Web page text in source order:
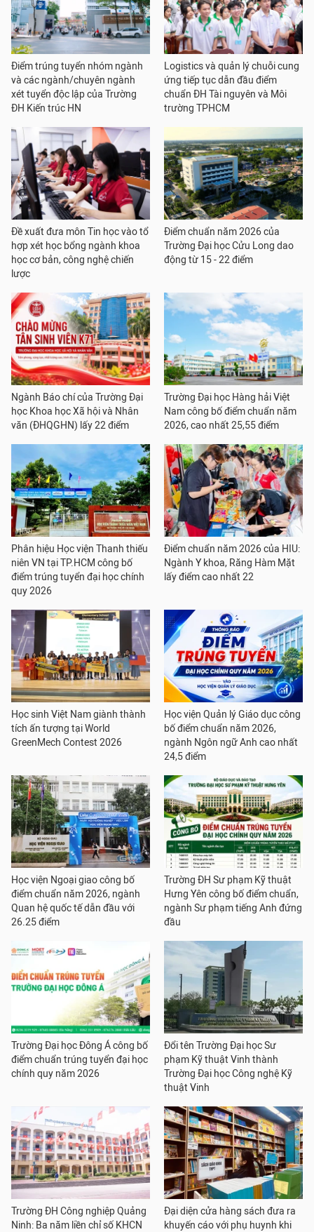
Điểm trúng tuyển nhóm ngành
và các ngành/chuyên ngành
xét tuyển độc lập của Trường
ĐH Kiến trúc HN
Logistics và quản lý chuỗi cung
ứng tiếp tục dẫn đầu điểm
chuẩn ĐH Tài nguyên và Môi
trường TPHCM
Đề xuất đưa môn Tin học vào tổ
hợp xét học bổng ngành khoa
học cơ bản, công nghệ chiến
lược
Điểm chuẩn năm 2026 của
Trường Đại học Cửu Long dao
động từ 15 - 22 điểm
Ngành Báo chí của Trường Đại
học Khoa học Xã hội và Nhân
văn (ĐHQGHN) lấy 22 điểm
Trường Đại học Hàng hải Việt
Nam công bố điểm chuẩn năm
2026, cao nhất 25,55 điểm
Phân hiệu Học viện Thanh thiếu
niên VN tại TP.HCM công bố
điểm trúng tuyển đại học chính
quy 2026
Điểm chuẩn năm 2026 của HIU:
Ngành Y khoa, Răng Hàm Mặt
lấy điểm cao nhất 22
Học sinh Việt Nam giành thành
tích ấn tượng tại World
GreenMech Contest 2026
Học viện Quản lý Giáo dục công
bố điểm chuẩn năm 2026,
ngành Ngôn ngữ Anh cao nhất
24,5 điểm
Học viện Ngoại giao công bố
điểm chuẩn năm 2026, ngành
Quan hệ quốc tế dẫn đầu với
26.25 điểm
Trường ĐH Sư phạm Kỹ thuật
Hưng Yên công bố điểm chuẩn,
ngành Sư phạm tiếng Anh đứng
đầu
Trường Đại học Đông Á công bố
điểm chuẩn trúng tuyển đại học
chính quy năm 2026
Đổi tên Trường Đại học Sư
phạm Kỹ thuật Vinh thành
Trường Đại học Công nghệ Kỹ
thuật Vinh
Trường ĐH Công nghiệp Quảng
Ninh: Ba năm liền chỉ số KHCN
Đại diện cửa hàng sách đưa ra
khuyến cáo với phụ huynh khi